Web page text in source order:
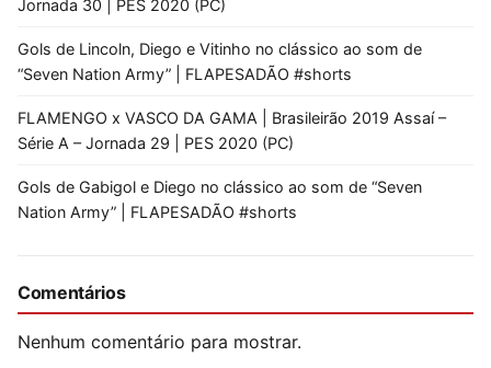
Jornada 30 | PES 2020 (PC)
Gols de Lincoln, Diego e Vitinho no clássico ao som de
“Seven Nation Army” | FLAPESADÃO #shorts
FLAMENGO x VASCO DA GAMA | Brasileirão 2019 Assaí –
Série A – Jornada 29 | PES 2020 (PC)
Gols de Gabigol e Diego no clássico ao som de “Seven
Nation Army” | FLAPESADÃO #shorts
Comentários
Nenhum comentário para mostrar.